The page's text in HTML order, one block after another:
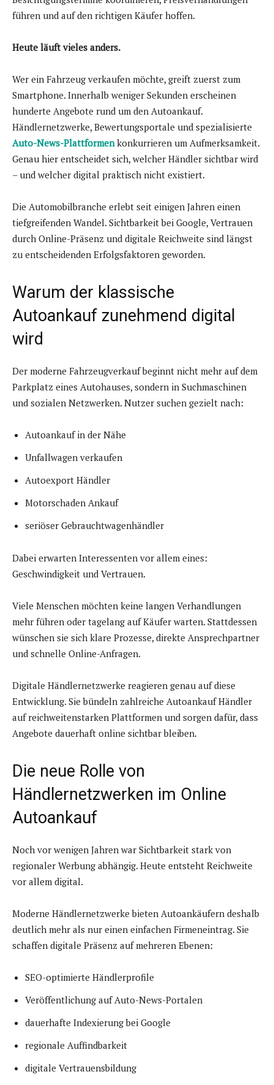
führen und auf den richtigen Käufer hoffen.
Heute läuft vieles anders.
Wer ein Fahrzeug verkaufen möchte, greift zuerst zum
Smartphone. Innerhalb weniger Sekunden erscheinen
hunderte Angebote rund um den Autoankauf.
Händlernetzwerke, Bewertungsportale und spezialisierte
Auto-News-Plattformenkonkurrieren um Aufmerksamkeit.
Genau hier entscheidet sich, welcher Händler sichtbar wird
– und welcher digital praktisch nicht existiert.
Die Automobilbranche erlebt seit einigen Jahren einen
tiefgreifenden Wandel. Sichtbarkeit bei Google, Vertrauen
durch Online-Präsenz und digitale Reichweite sind längst
zu entscheidenden Erfolgsfaktoren geworden.
Warum der klassische
Autoankauf zunehmend digital
wird
Der moderne Fahrzeugverkauf beginnt nicht mehr auf dem
Parkplatz eines Autohauses, sondern in Suchmaschinen
und sozialen Netzwerken. Nutzer suchen gezielt nach:
Autoankauf in der Nähe
Unfallwagen verkaufen
Autoexport Händler
Motorschaden Ankauf
seriöser Gebrauchtwagenhändler
Dabei erwarten Interessenten vor allem eines:
Geschwindigkeit und Vertrauen.
Viele Menschen möchten keine langen Verhandlungen
mehr führen oder tagelang auf Käufer warten. Stattdessen
wünschen sie sich klare Prozesse, direkte Ansprechpartner
und schnelle Online-Anfragen.
Digitale Händlernetzwerke reagieren genau auf diese
Entwicklung. Sie bündeln zahlreiche Autoankauf Händler
auf reichweitenstarken Plattformen und sorgen dafür, dass
Angebote dauerhaft online sichtbar bleiben.
Die neue Rolle von
Händlernetzwerken im Online
Autoankauf
Noch vor wenigen Jahren war Sichtbarkeit stark von
regionaler Werbung abhängig. Heute entsteht Reichweite
vor allem digital.
Moderne Händlernetzwerke bieten Autoankäufern deshalb
deutlich mehr als nur einen einfachen Firmeneintrag. Sie
schaffen digitale Präsenz auf mehreren Ebenen:
SEO-optimierte Händlerprofile
Veröffentlichung auf Auto-News-Portalen
dauerhafte Indexierung bei Google
regionale Auffindbarkeit
digitale Vertrauensbildung